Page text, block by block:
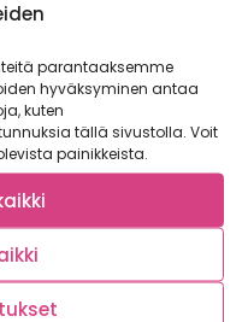
parantaaksemme
hyväksyminen antaa
kuten
tällä sivustolla. Voit
painikkeista.
–
kotimaiset
vitamiinipommeja?